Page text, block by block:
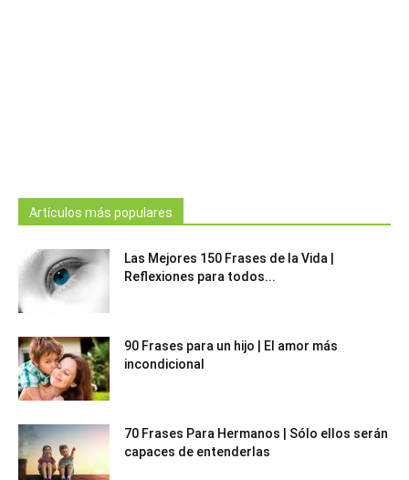
Artículos más populares
Las Mejores 150 Frases de la Vida |
Reflexiones para todos...
90 Frases para un hijo | El amor más
incondicional
70 Frases Para Hermanos | Sólo ellos serán
capaces de entenderlas